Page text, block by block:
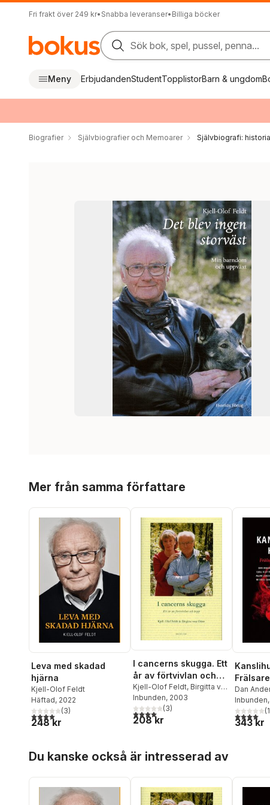
Fri frakt över 249 kr• Snabba leveranser• Billiga böcker
Sök bok, spel, pussel, penna...
Meny ErbjudandenStudentTopplistorBarn & ungdom
Biografier Självbiografier och Memoarer Självbiografi:
Mer från samma författare
Leva med skadad
hjärna
Kjell-Olof Feldt
Häftad, 2022
4,0utav 5 stjärnor. Totalt antal röster:
(3)
248 kr
I cancerns skugga. Ett
år av förtvivlan och
hopp
Kjell-Olof Feldt, Birgitta von
Otter
Inbunden, 2003
4,0utav 5 stjärnor. Totalt antal röster:
(3)
208 kr
Dan
Kjell-Olof
Inbunden
4,0utav 5(1
343 kr
Du kanske också är intresserad av